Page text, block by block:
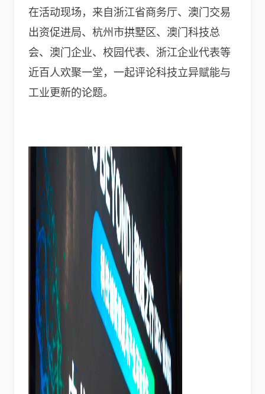
在活动现场，来自浙江省商务厅、澳门交易
出资促进局、杭州市拱墅区、澳门科技总
会、澳门企业、校园代表、浙江企业代表等
近百人欢聚一堂，一起评论科技立异赋能与
工业更新的论题。